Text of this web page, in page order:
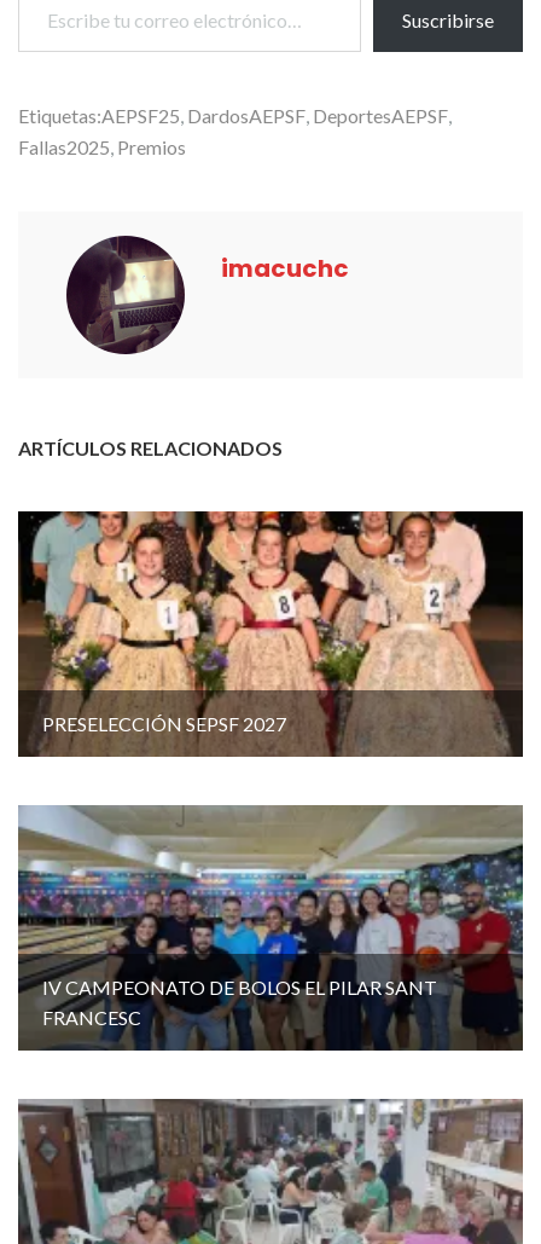
Suscribirse
Etiquetas:AEPSF25, DardosAEPSF, DeportesAEPSF,
Fallas2025, Premios
imacuchc
ARTÍCULOS RELACIONADOS
PRESELECCIÓN SEPSF 2027
IV CAMPEONATO DE BOLOS EL PILAR SANT
FRANCESC